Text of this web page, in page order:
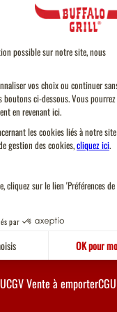
CGV Vente à emporter